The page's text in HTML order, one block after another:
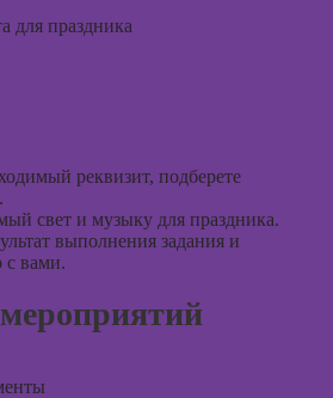
для праздника
реквизит, подберете
свет и музыку для праздника.
выполнения задания и
с вами.